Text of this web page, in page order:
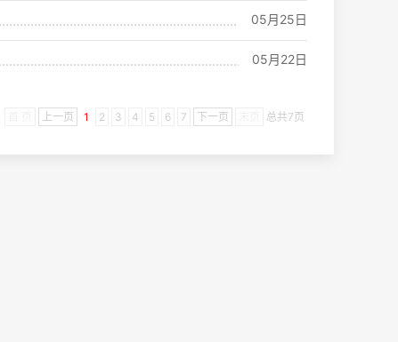
05月25日
05月22日
上一页 1 2 3 4 5 6 7 下一页 总共7页